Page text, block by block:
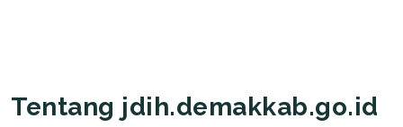
Tentang jdih.demakkab.go.id